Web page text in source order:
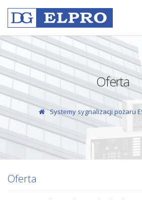
Oferta
Systemy sygnalizacji pożaru
Oferta